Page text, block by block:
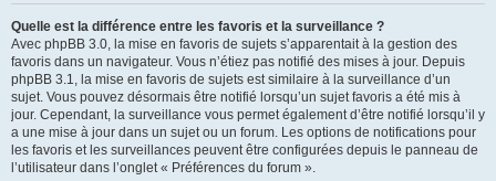
Quelle est la différence entre les favoris et la surveillance ?
Avec phpBB 3.0, la mise en favoris de sujets s’apparentait à la gestion des
favoris dans un navigateur. Vous n’étiez pas notifié des mises à jour. Depuis
phpBB 3.1, la mise en favoris de sujets est similaire à la surveillance d’un
sujet. Vous pouvez désormais être notifié lorsqu’un sujet favoris a été mis à
jour. Cependant, la surveillance vous permet également d’être notifié lorsqu’il y
a une mise à jour dans un sujet ou un forum. Les options de notifications pour
les favoris et les surveillances peuvent être configurées depuis le panneau de
l’utilisateur dans l’onglet « Préférences du forum ».